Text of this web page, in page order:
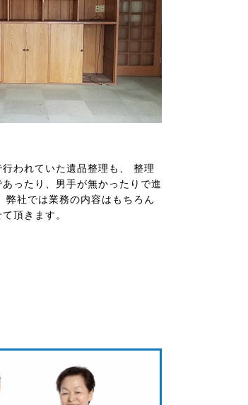
われていた遺品整理も、 整理
ったり、男手が無かったりで進
弊社では業務の内容はもちろん
頂きます。